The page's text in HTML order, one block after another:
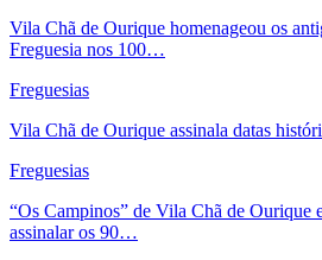
Vila Chã de Ourique homenageou os
Freguesia nos 100…
Freguesias
Vila Chã de Ourique assinala datas
Freguesias
“Os Campinos” de Vila Chã de Ourique
assinalar os 90…